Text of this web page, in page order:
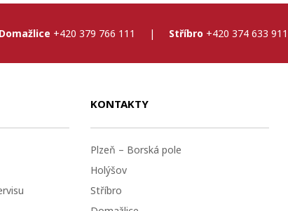
Domažlice +420 379 766 111 | Stříbro +420 374 633 911
KONTAKTY
Plzeň – Borská pole
Holýšov
Stříbro